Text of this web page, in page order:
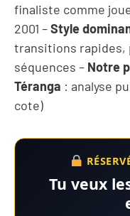
finaliste comme
2001 –Style
transitions rapides,
séquences – Notre
Téranga : analyse
cote)
Tu veux